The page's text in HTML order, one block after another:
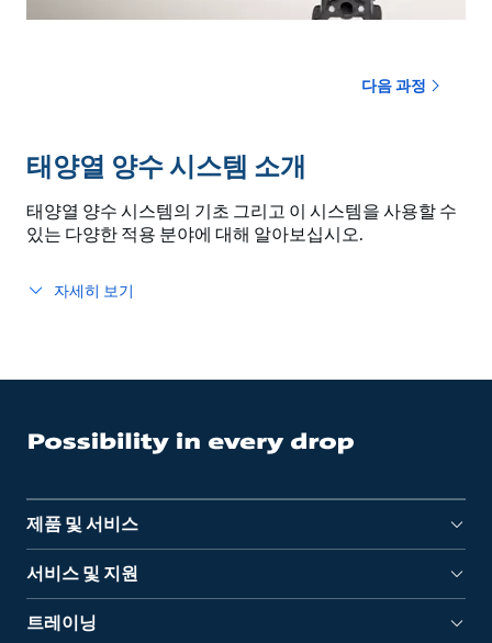
다음 과정
태양열 양수 시스템 소개
태양열 양수 시스템의 기초 그리고 이 시스템을 사용할 수
있는 다양한 적용 분야에 대해 알아보십시오.
자세히 보기
제품 및 서비스
서비스 및 지원
트레이닝